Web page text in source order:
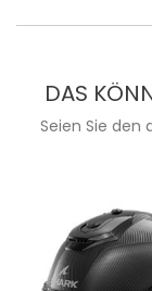
DAS
Seien Sie